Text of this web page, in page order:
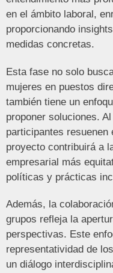
en el ámbito laboral,
proporcionando
medidas concretas.
Esta fase no solo
mujeres en puestos
también tiene un
proponer soluciones.
participantes resuenen
proyecto contribuirá a
empresarial más
políticas y prácticas
Además, la
grupos refleja la
perspectivas. Este
representatividad de
un diálogo